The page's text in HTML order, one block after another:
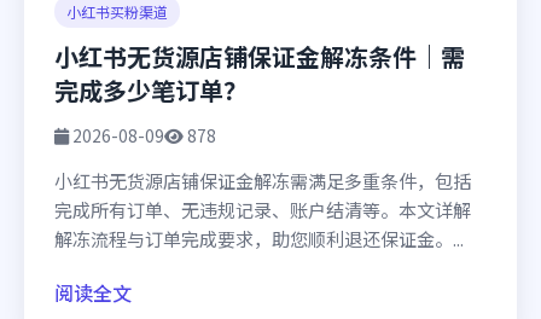
小红书买粉渠道
小红书无货源店铺保证金解冻条件｜需
完成多少笔订单？
2026-08-09 878
小红书无货源店铺保证金解冻需满足多重条件，包括
完成所有订单、无违规记录、账户结清等。本文详解
解冻流程与订单完成要求，助您顺利退还保证金。...
阅读全文